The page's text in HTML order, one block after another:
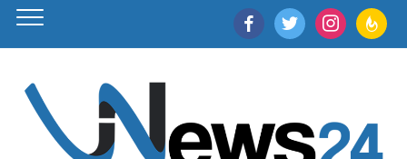
facebooktwitter instagram